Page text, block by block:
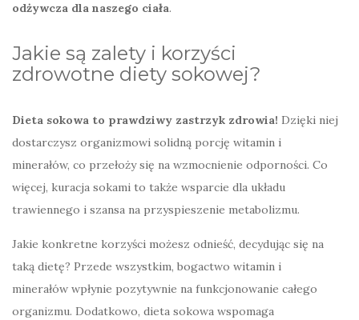
odżywcza dla naszego ciała.
Jakie są zalety i korzyści
zdrowotne diety sokowej?
Dieta sokowa to prawdziwy zastrzyk zdrowia! Dzięki niej
dostarczysz organizmowi solidną porcję witamin i
minerałów, co przełoży się na wzmocnienie odporności. Co
więcej, kuracja sokami to także wsparcie dla układu
trawiennego i szansa na przyspieszenie metabolizmu.
Jakie konkretne korzyści możesz odnieść, decydując się na
taką dietę? Przede wszystkim, bogactwo witamin i
minerałów wpłynie pozytywnie na funkcjonowanie całego
organizmu. Dodatkowo, dieta sokowa wspomaga